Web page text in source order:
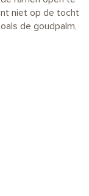
niet op de tocht
de goudpalm,